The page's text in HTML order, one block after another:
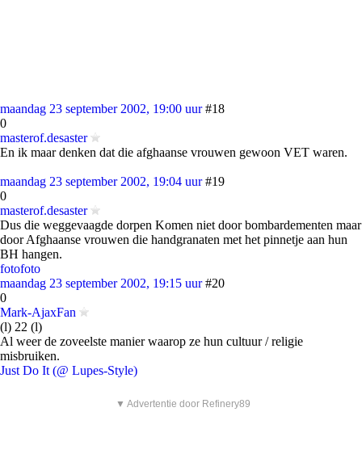
maandag 23 september 2002, 19:00 uur #18
0
masterof.desaster
En ik maar denken dat die afghaanse vrouwen gewoon VET waren.
maandag 23 september 2002, 19:04 uur #19
0
masterof.desaster
Dus die weggevaagde dorpen Komen niet door bombardementen maar
door Afghaanse vrouwen die handgranaten met het pinnetje aan hun
BH hangen.
fotofoto
maandag 23 september 2002, 19:15 uur #20
0
Mark-AjaxFan
(l) 22 (l)
Al weer de zoveelste manier waarop ze hun cultuur / religie
misbruiken.
Just Do It (@ Lupes-Style)
▼ Advertentie door Refinery89